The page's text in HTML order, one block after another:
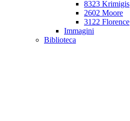
8323 Krimigis
2602 Moore
3122 Florence
Immagini
Biblioteca